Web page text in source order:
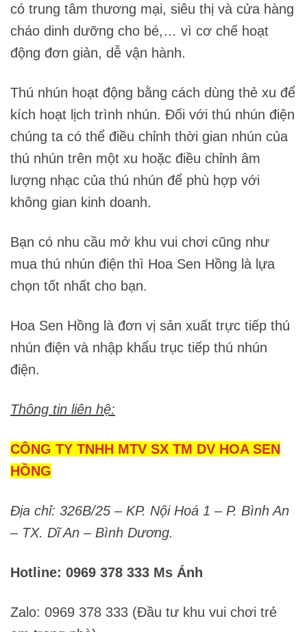
có trung tâm thương mại, siêu thị và cửa hàng
cháo dinh dưỡng cho bé,… vì cơ chế hoạt
động đơn giản, dễ vận hành.
Thú nhún hoạt động bằng cách dùng thẻ xu để
kích hoạt lịch trình nhún. Đối với thú nhún điện
chúng ta có thể điều chỉnh thời gian nhún của
thú nhún trên một xu hoặc điều chỉnh âm
lượng nhạc của thú nhún để phù hợp với
không gian kinh doanh.
Bạn có nhu cầu mở khu vui chơi cũng như
mua thú nhún điện thì Hoa Sen Hồng là lựa
chọn tốt nhất cho bạn.
Hoa Sen Hồng là đơn vị sản xuất trực tiếp thú
nhún điện và nhập khẩu trục tiếp thú nhún
điện.
Thông tin liên hệ:
CÔNG TY TNHH MTV SX TM DV HOA SEN
HỒNG
Địa chỉ: 326B/25 – KP. Nội Hoá 1 – P. Bình An
– TX. Dĩ An – Bình Dương.
Hotline: 0969 378 333 Ms Ánh
Zalo: 0969 378 333 (Đầu tư khu vui chơi trẻ